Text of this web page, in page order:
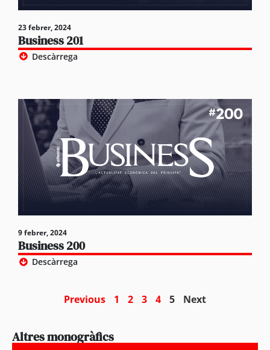
23 febrer, 2024
Business 201
Descàrrega
9 febrer, 2024
Business 200
Descàrrega
Previous 1 2 3 4 5 Next
Altres monogràfics